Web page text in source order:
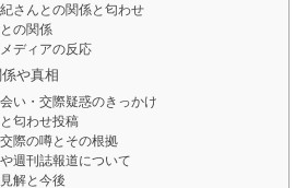
さんとの関係と匂わせ
の関係
ディアの反応
や真相
い・交際疑惑のきっかけ
匂わせ投稿
際の噂とその根拠
週刊誌報道について
解と今後